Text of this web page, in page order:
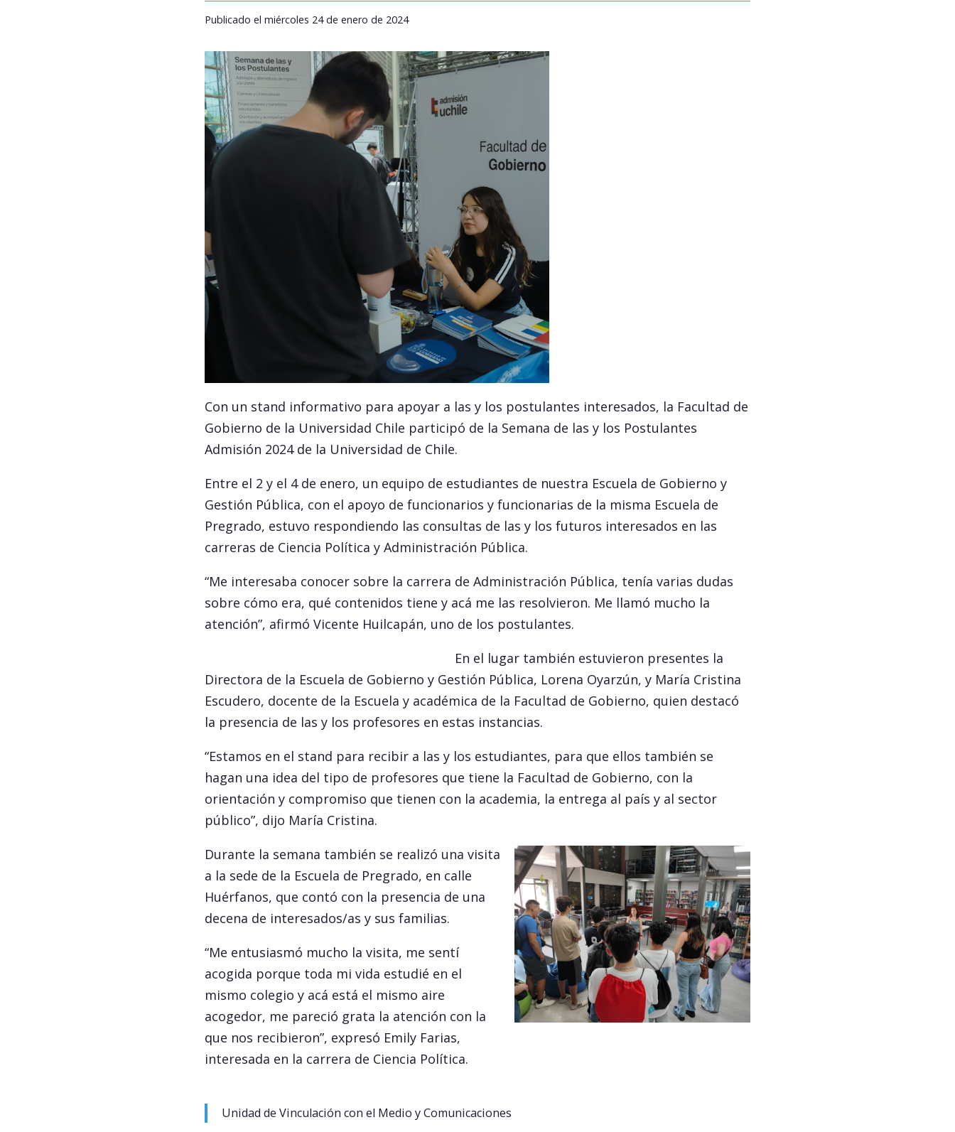
Publicado el miércoles 24 de enero de 2024
Con un stand informativo para apoyar a las y los postulantes interesados, la Facultad de
Gobierno de la Universidad Chile participó de la Semana de las y los Postulantes
Admisión 2024 de la Universidad de Chile.
Entre el 2 y el 4 de enero, un equipo de estudiantes de nuestra Escuela de Gobierno y
Gestión Pública, con el apoyo de funcionarios y funcionarias de la misma Escuela de
Pregrado, estuvo respondiendo las consultas de las y los futuros interesados en las
carreras de Ciencia Política y Administración Pública.
“Me interesaba conocer sobre la carrera de Administración Pública, tenía varias dudas
sobre cómo era, qué contenidos tiene y acá me las resolvieron. Me llamó mucho la
atención”, afirmó Vicente Huilcapán, uno de los postulantes.
En el lugar también estuvieron presentes la
Directora de la Escuela de Gobierno y Gestión Pública, Lorena Oyarzún, y María Cristina
Escudero, docente de la Escuela y académica de la Facultad de Gobierno, quien destacó
la presencia de las y los profesores en estas instancias.
“Estamos en el stand para recibir a las y los estudiantes, para que ellos también se
hagan una idea del tipo de profesores que tiene la Facultad de Gobierno, con la
orientación y compromiso que tienen con la academia, la entrega al país y al sector
público”, dijo María Cristina.
Durante la semana también se realizó una visita
a la sede de la Escuela de Pregrado, en calle
Huérfanos, que contó con la presencia de una
decena de interesados/as y sus familias.
“Me entusiasmó mucho la visita, me sentí
acogida porque toda mi vida estudié en el
mismo colegio y acá está el mismo aire
acogedor, me pareció grata la atención con la
que nos recibieron”, expresó Emily Farias,
interesada en la carrera de Ciencia Política.
Unidad de Vinculación con el Medio y Comunicaciones